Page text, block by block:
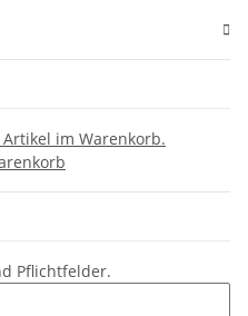
im Warenkorb.
Pflichtfelder.